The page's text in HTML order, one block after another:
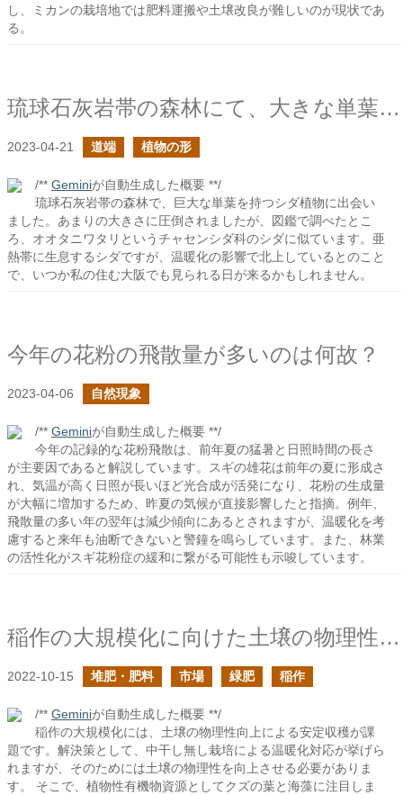
し、ミカンの栽培地では肥料運搬や土壌改良が難しいのが現状であ
る。
琉球石灰岩帯の森林にて、大きな単葉のシダと出会う
2023-04-21 道端 植物の形
/** Geminiが自動生成した概要 **/
琉球石灰岩帯の森林で、巨大な単葉を持つシダ植物に出会い
ました。あまりの大きさに圧倒されましたが、図鑑で調べたとこ
ろ、オオタニワタリというチャセンシダ科のシダに似ています。亜
熱帯に生息するシダですが、温暖化の影響で北上しているとのこと
で、いつか私の住む大阪でも見られる日が来るかもしれません。
今年の花粉の飛散量が多いのは何故？
2023-04-06 自然現象
/** Geminiが自動生成した概要 **/
今年の記録的な花粉飛散は、前年夏の猛暑と日照時間の長さ
が主要因であると解説しています。スギの雄花は前年の夏に形成さ
れ、気温が高く日照が長いほど光合成が活発になり、花粉の生成量
が大幅に増加するため、昨夏の気候が直接影響したと指摘。例年、
飛散量の多い年の翌年は減少傾向にあるとされますが、温暖化を考
慮すると来年も油断できないと警鐘を鳴らしています。また、林業
の活性化がスギ花粉症の緩和に繋がる可能性も示唆しています。
稲作の大規模化に向けた土壌の物理性の向上の技法の確立は急務の続き
2022-10-15 堆肥・肥料 市場 緑肥 稲作
/** Geminiが自動生成した概要 **/
稲作の大規模化には、土壌の物理性向上による安定収穫が課
題です。解決策として、中干し無し栽培による温暖化対応が挙げら
れますが、そのためには土壌の物理性を向上させる必要がありま
す。 そこで、植物性有機物資源としてクズの葉と海藻に注目しま